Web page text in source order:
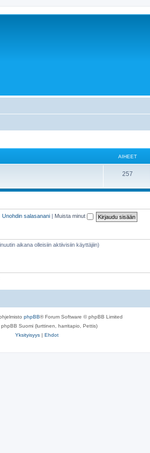
AIHEET
257
Unohdin salasanani Muista minut
aikana olleisiin aktiivisiin käyttäjiin)
phpBB® Forum Software © phpBB Limited
Suomi (lurttinen, harritapio, Pettis)
Yksityisyys | Ehdot